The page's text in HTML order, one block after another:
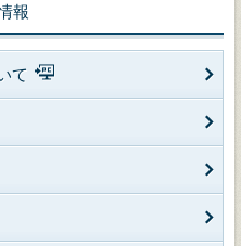
報
て